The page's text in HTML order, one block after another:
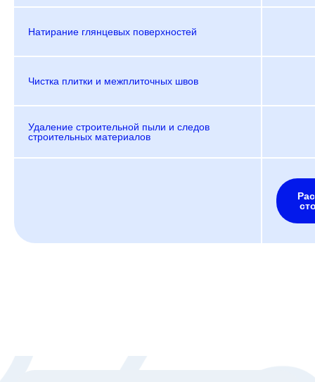
Натирание глянцевых поверхностей
Чистка плитки и межплиточных швов
Удаление строительной пыли и следов
строительных материалов